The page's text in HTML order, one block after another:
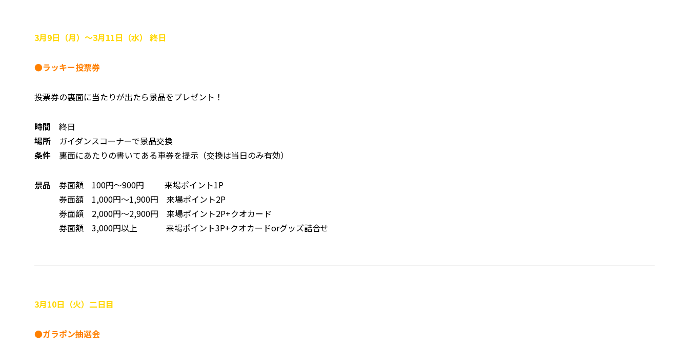
3月9日（月）～3月11日（水） 終日
●ラッキー投票券
投票券の裏面に当たりが出たら景品をプレゼント！
時間 終日
場所 ガイダンスコーナーで景品交換
条件 裏面にあたりの書いてある車券を提示（交換は当日のみ有効）
景品 券面額 100円～900円 来場ポイント1P
券面額 1,000円～1,900円 来場ポイント2P
券面額 2,000円～2,900円 来場ポイント2P+クオカード
券面額 3,000円以上 来場ポイント3P+クオカードorグッズ詰合せ
3月10日（火）二日目
●ガラポン抽選会